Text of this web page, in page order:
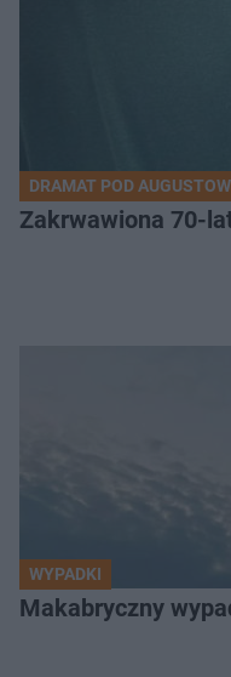
DRAMAT POD
Zakrwawiona 70-
WYPADKI
Makabryczny